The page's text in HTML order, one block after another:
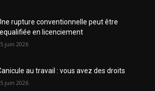
rupture conventionnelle peut être
en licenciement
juin 2026
au travail : vous avez des droits
juin 2026